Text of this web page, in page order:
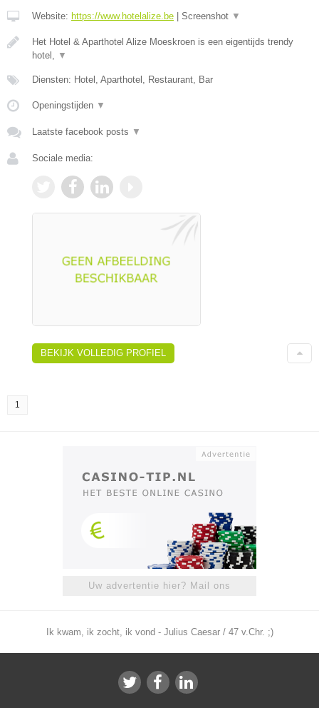
Website: https://www.hotelalize.be Screenshot ▼
Het Hotel & Aparthotel Alize Moeskroen is een eigentijds trendy
hotel, ▼
Diensten: Hotel, Aparthotel, Restaurant, Bar
Openingstijden ▼
Laatste facebook posts ▼
Sociale media:
BEKIJK VOLLEDIG PROFIEL
1
Uw advertentie hier? Mail ons
Ik kwam, ik zocht, ik vond - Julius Caesar / 47 v.Chr. ;)